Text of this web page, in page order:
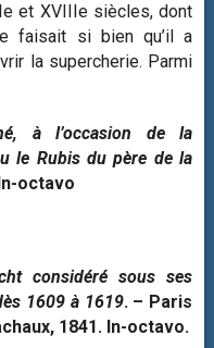
et XVIIIe siècles, dont
faisait si bien qu’il a
la supercherie. Parmi
à l’occasion de la
le Rubis du père de la
octavo
considéré sous ses
1609 à 1619. – Paris
1841. In-octavo.